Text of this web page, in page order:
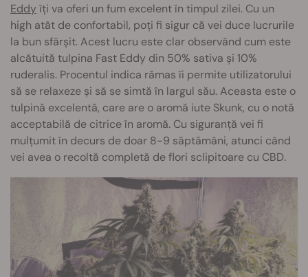
Eddyîți va oferi un fum excelent în timpul zilei. Cu un
high atât de confortabil, poți fi sigur că vei duce lucrurile
la bun sfârșit. Acest lucru este clar observând cum este
alcătuită tulpina Fast Eddy din 50% sativa și 10%
ruderalis. Procentul indica rămas îi permite utilizatorului
să se relaxeze și să se simtă în largul său. Aceasta este o
tulpină excelentă, care are o aromă iute Skunk, cu o notă
acceptabilă de citrice în aromă. Cu siguranță vei fi
mulțumit în decurs de doar 8-9 săptămâni, atunci când
vei avea o recoltă completă de flori sclipitoare cu CBD.